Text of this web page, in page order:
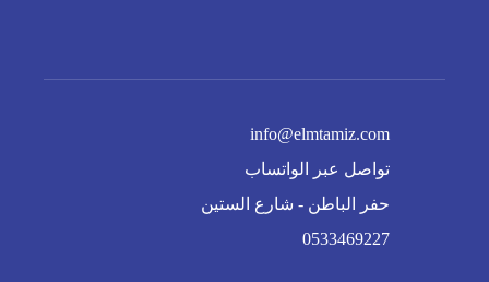
info@elmtamiz.com
تواصل عبر الواتساب
حفر الباطن - شارع الستين
0533469227